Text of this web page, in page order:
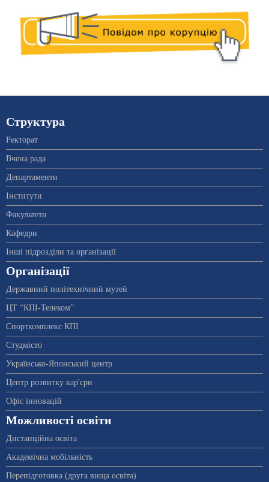
Структура
Ректорат
Вчена рада
Департаменти
Інститути
Факультети
Кафедри
Інші підрозділи та організації
Організації
Державний політехнічний музей
ЦТ “КПІ-Телеком”
Спорткомплекс КПІ
Студмісто
Українсько-Японський центр
Центр розвитку кар'єри
Офіс інновацій
Можливості освіти
Дистанційна освіта
Академічна мобільність
Перепідготовка (друга вища освіта)